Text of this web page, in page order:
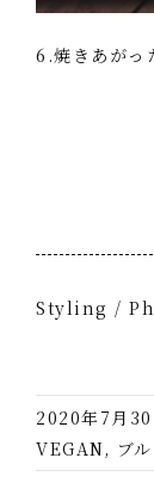
6.焼きあがっ
Styling /
2020年7月30
VEGAN, ブ